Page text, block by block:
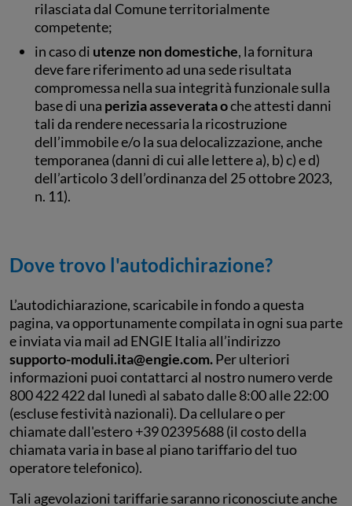
rilasciata dal Comune territorialmente
competente;
in caso di utenze non domestiche, la fornitura
deve fare riferimento ad una sede risultata
compromessa nella sua integrità funzionale sulla
base di una perizia asseverata oche attesti danni
tali da rendere necessaria la ricostruzione
dell’immobile e/o la sua delocalizzazione, anche
temporanea (danni di cui alle lettere a), b) c) e d)
dell’articolo 3 dell’ordinanza del 25 ottobre 2023,
n. 11).
Dove trovo l'autodichirazione?
L’autodichiarazione, scaricabile in fondo a questa
pagina, va opportunamente compilata in ogni sua parte
e inviata via mail ad ENGIE Italia all’indirizzo
supporto-moduli.ita@engie.com.Per ulteriori
informazioni puoi contattarci al nostro numero verde
800 422 422 dal lunedì al sabato dalle 8:00 alle 22:00
(escluse festività nazionali). Da cellulare o per
chiamate dall'estero +39 02395688 (il costo della
chiamata varia in base al piano tariffario del tuo
operatore telefonico).
Tali agevolazioni tariffarie saranno riconosciute anche